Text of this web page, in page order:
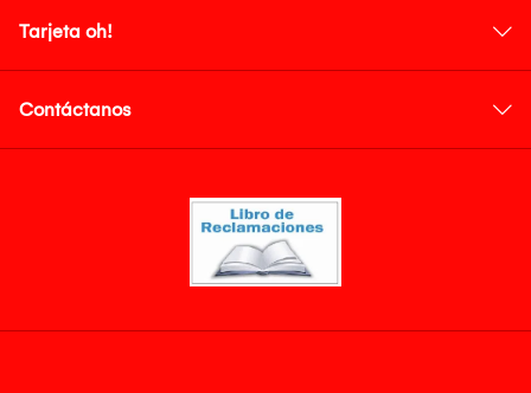
Tarjeta oh!
Contáctanos